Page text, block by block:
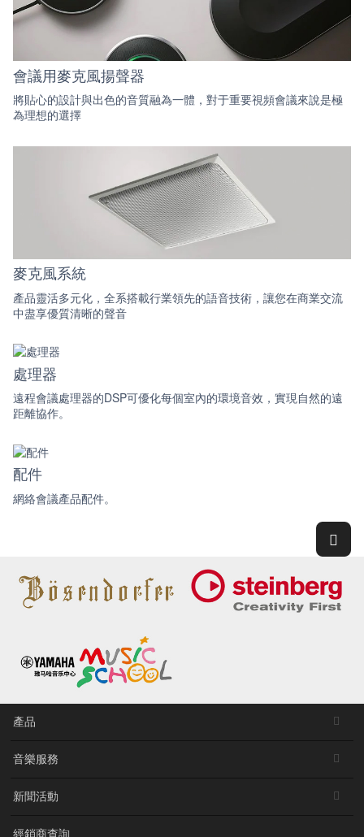
會議用麥克風揚聲器
將貼心的設計與出色的音質融為一體，對于重要視頻會議來說是極
為理想的選擇
麥克風系統
產品靈活多元化，全系搭載行業領先的語音技術，讓您在商業交流
中盡享優質清晰的聲音
處理器
遠程會議處理器的DSP可優化每個室內的環境音效，實現自然的遠
距離協作。
配件
網絡會議產品配件。
產品
音樂服務
新聞活動
經銷商查詢